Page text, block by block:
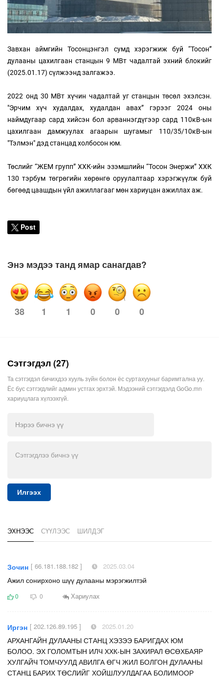
Завхан аймгийн Тосонцэнгэл сумд хэрэгжиж буй “Тосон”
дулааны цахилгаан станцын 9 МВт чадалтай эхний блокийг
(2025.01.17) сүлжээнд залгажээ.
2022 онд 30 МВт хүчин чадалтай уг станцын төсөл эхэлсэн.
"Эрчим хүч худалдах, худалдан авах” гэрээг 2024 оны
наймдугаар сард хийсэн бол арваннэгдүгээр сард 110кВ-ын
цахилгаан дамжуулах агаарын шугамыг 110/35/10кВ-ын
"Тэлмэн" дэд станцад холбосон юм.
Төслийг “ЖЕМ групп” ХХК-ийн эзэмшлийн “Тосон Энержи” ХХК
130 тэрбум төгрөгийн хөрөнгө оруулалтаар хэрэгжүүлж буй
бөгөөд цаашдын үйл ажиллагааг мөн хариуцан ажиллах аж.
Post
Энэ мэдээ танд ямар санагдав?
38 1 1 0 0 0
Сэтгэгдэл (27)
Та сэтгэгдэл бичихдээ хууль зүйн болон ёс суртахууныг баримтална уу.
Ёс бус сэтгэгдлийг админ устгах эрхтэй. Мэдээний сэтгэгдэлд GoGo.mn
хариуцлага хүлээхгүй.
Илгээх
ЭХНЭЭС СҮҮЛЭЭС ШИЛДЭГ
Зочин [ 66.181.188.182 ] 2025.03.04
Ажил сонирхоно шүү дулааны мэрэгжилтэй
0 0 Хариулах
Иргэн [ 202.126.89.195 ] 2025.01.20
АРХАНГАЙН ДУЛААНЫ СТАНЦ ХЭЗЭЭ БАРИГДАХ ЮМ
БОЛОО. ЭХ ГОЛОМТЫН ИЛЧ ХХК-ЫН ЗАХИРАЛ ӨСӨХБАЯР
ХУЛГАЙЧ ТОМЧУУЛД АВИЛГА ӨГЧ ЖИЛ БОЛГОН ДУЛААНЫ
СТАНЦ БАРИХ ТӨСЛИЙГ ХОЙШЛУУЛДАГАА БОЛИМООР